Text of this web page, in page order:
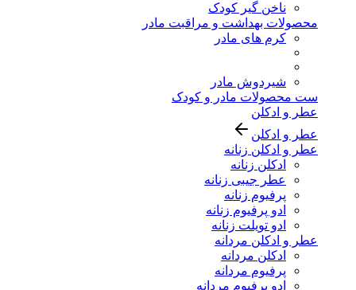
ناخن گیر کودک
محصولات بهداشت و مراقبت مادر
کرم های مادر
شیردوش مادر
ست محصولات مادر و کودک
عطر و ادکلن
عطر و ادکلن
عطر و ادکلن زنانه
ادکلن زنانه
عطر جیبی زنانه
پرفیوم زنانه
ادو پرفیوم زنانه
ادو تویلت زنانه
عطر و ادکلن مردانه
ادکلن مردانه
پرفیوم مردانه
ادو پرفیوم مردانه